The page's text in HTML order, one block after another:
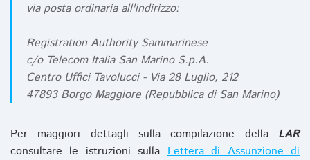
via posta ordinaria all'indirizzo:
Registration Authority Sammarinese
c/o Telecom Italia San Marino S.p.A.
Centro Uffici Tavolucci - Via 28 Luglio, 212
47893 Borgo Maggiore (Repubblica di San Marino)
Per maggiori dettagli sulla compilazione della LAR
consultare le istruzioni sullaLettera di Assunzione di